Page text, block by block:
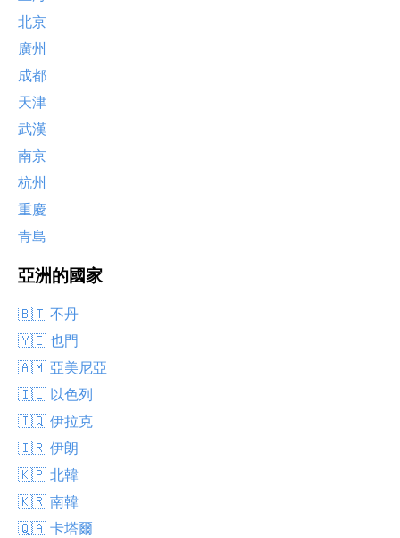
北京
廣州
成都
天津
武漢
南京
杭州
重慶
青島
亞洲的國家
🇧🇹 不丹
🇾🇪 也門
🇦🇲 亞美尼亞
🇮🇱 以色列
🇮🇶 伊拉克
🇮🇷 伊朗
🇰🇵 北韓
🇰🇷 南韓
🇶🇦 卡塔爾